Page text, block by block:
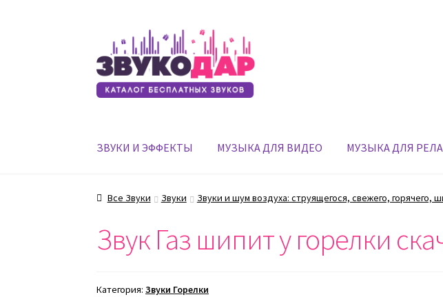
Перейти
к
навигации
Перейти
к
содержимому
ЗВУКИ И ЭФФЕКТЫ МУЗЫКА ДЛЯ ВИДЕО МУЗЫКА ДЛЯ
Все Звуки Звуки Звуки и шум воздуха: струящегося, свежего, горячего,
Звук Газ шипит у горелки
Категория:Звуки Горелки